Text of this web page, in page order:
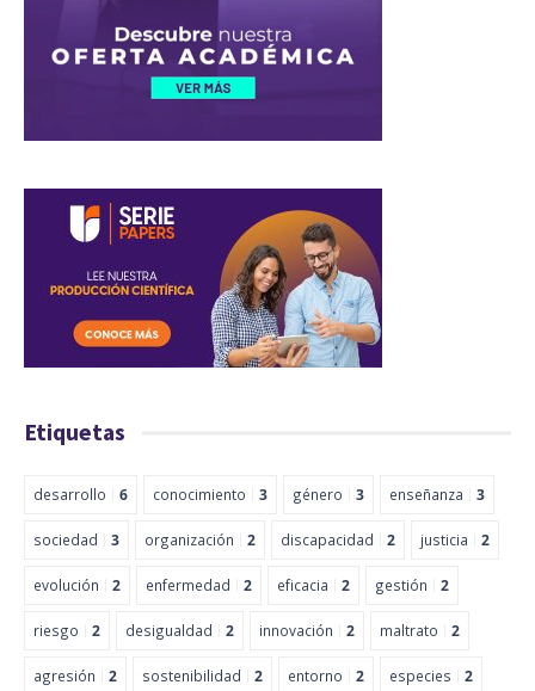
Etiquetas
desarrollo 6 conocimiento 3 género 3 enseñanza 3
sociedad 3 organización 2 discapacidad 2 justicia 2
evolución 2 enfermedad 2 eficacia 2 gestión 2
riesgo 2 desigualdad 2 innovación 2 maltrato 2
agresión 2 sostenibilidad 2 entorno 2 especies 2